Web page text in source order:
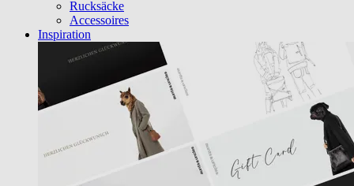
Rucksäcke
Accessoires
Inspiration